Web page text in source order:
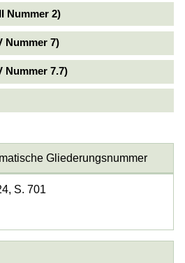
Nummer 2)
Nummer 7)
Nummer 7.7)
Gliederungsnummer
S. 701